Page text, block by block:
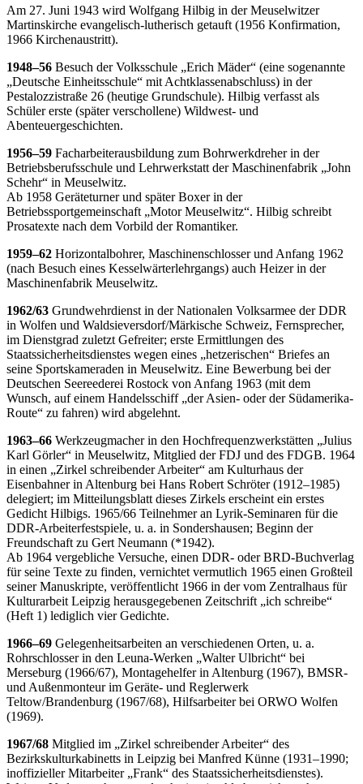
Am 27. Juni 1943 wird Wolfgang Hilbig in der Meuselwitzer
Martinskirche evangelisch-lutherisch getauft (1956 Konfirmation,
1966 Kirchenaustritt).
1948–56 Besuch der Volksschule „Erich Mäder“ (eine sogenannte
„Deutsche Einheitsschule“ mit Achtklassenabschluss) in der
Pestalozzistraße 26 (heutige Grundschule). Hilbig verfasst als
Schüler erste (später verschollene) Wildwest- und
Abenteuergeschichten.
1956–59 Facharbeiterausbildung zum Bohrwerkdreher in der
Betriebsberufsschule und Lehrwerkstatt der Maschinenfabrik „John
Schehr“ in Meuselwitz.
Ab 1958 Geräteturner und später Boxer in der
Betriebssportgemeinschaft „Motor Meuselwitz“. Hilbig schreibt
Prosatexte nach dem Vorbild der Romantiker.
1959–62 Horizontalbohrer, Maschinenschlosser und Anfang 1962
(nach Besuch eines Kesselwärterlehrgangs) auch Heizer in der
Maschinenfabrik Meuselwitz.
1962/63 Grundwehrdienst in der Nationalen Volksarmee der DDR
in Wolfen und Waldsieversdorf/Märkische Schweiz, Fernsprecher,
im Dienstgrad zuletzt Gefreiter; erste Ermittlungen des
Staatssicherheitsdienstes wegen eines „hetzerischen“ Briefes an
seine Sportskameraden in Meuselwitz. Eine Bewerbung bei der
Deutschen Seereederei Rostock von Anfang 1963 (mit dem
Wunsch, auf einem Handelsschiff „der Asien- oder der Südamerika-
Route“ zu fahren) wird abgelehnt.
1963–66 Werkzeugmacher in den Hochfrequenzwerkstätten „Julius
Karl Görler“ in Meuselwitz, Mitglied der FDJ und des FDGB. 1964
in einen „Zirkel schreibender Arbeiter“ am Kulturhaus der
Eisenbahner in Altenburg bei Hans Robert Schröter (1912–1985)
delegiert; im Mitteilungsblatt dieses Zirkels erscheint ein erstes
Gedicht Hilbigs. 1965/66 Teilnehmer an Lyrik-Seminaren für die
DDR-Arbeiterfestspiele, u. a. in Sondershausen; Beginn der
Freundschaft zu Gert Neumann (*1942).
Ab 1964 vergebliche Versuche, einen DDR- oder BRD-Buchverlag
für seine Texte zu finden, vernichtet vermutlich 1965 einen Großteil
seiner Manuskripte, veröffentlicht 1966 in der vom Zentralhaus für
Kulturarbeit Leipzig herausgegebenen Zeitschrift „ich schreibe“
(Heft 1) lediglich vier Gedichte.
1966–69 Gelegenheitsarbeiten an verschiedenen Orten, u. a.
Rohrschlosser in den Leuna-Werken „Walter Ulbricht“ bei
Merseburg (1966/67), Montagehelfer in Altenburg (1967), BMSR-
und Außenmonteur im Geräte- und Reglerwerk
Teltow/Brandenburg (1967/68), Hilfsarbeiter bei ORWO Wolfen
(1969).
1967/68 Mitglied im „Zirkel schreibender Arbeiter“ des
Bezirkskulturkabinetts in Leipzig bei Manfred Künne (1931–1990;
inoffizieller Mitarbeiter „Frank“ des Staatssicherheitsdienstes).